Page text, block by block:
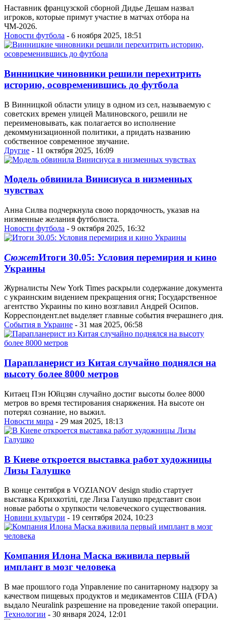
Наставник французской сборной Дидье Дешам назвал
игроков, которые примут участие в матчах отбора на
ЧМ-2026.
Новости футбола - 6 ноября 2025, 18:51
Винницкие чиновники решили перехитрить
историю, осовременившись до футбола
В Винницкой области улицу в одном из сел, называемую с
советских времен улицей Малиновского, решили не
переименовывать, как полагается во исполнение
декоммунизационной политики, а придать названию
собственное современное звучание.
Другие - 11 октября 2025, 16:09
Модель обвинила Винисиуса в низменных
чувствах
Анна Силва подчеркнула свою порядочность, указав на
низменные желания футболиста.
Новости футбола - 9 октября 2025, 16:32
СюжетИтоги 30.05: Условия перемирия и кино
Украины
Журналисты New York Times раскрыли содержание документа
с украинским видением прекращения огня; Государственное
агентство Украины по кино возглавил Андрей Осипов.
Корреспондент.net выделяет главные события вчерашнего дня.
События в Украине - 31 мая 2025, 06:58
Парапланерист из Китая случайно поднялся на
высоту более 8000 метров
Китаец Пэн Юйцзян случайно достиг высоты более 8000
метров во время тестирования снаряжения. На высоте он
потерял сознание, но выжил.
Новости мира - 29 мая 2025, 18:13
В Киеве откроется выставка работ художницы
Лизы Галушко
В конце сентября в VOZIANOV design studio стартует
выставка Крихкотілі, где Лиза Галушко представит свои
новые работы о хрупкости человеческого существования.
Новини культури - 19 сентября 2024, 10:23
Компания Илона Маска вживила первый
имплант в мозг человека
В мае прошлого года Управление по санитарному надзору за
качеством пищевых продуктов и медикаментов США (FDA)
выдало Neuralink разрешение на проведение такой операции.
Технологии - 30 января 2024, 12:01